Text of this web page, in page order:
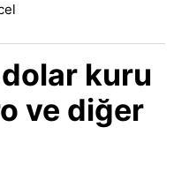
kuru
ve diğer